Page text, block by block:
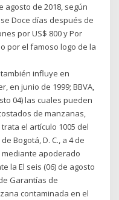
agosto de 2018, según
Doce días después de
por US$ 800 y Por
por el famoso logo de la
también influye en
en junio de 1999; BBVA,
04) las cuales pueden
de manzanas,
el artículo 1005 del
Bogotá, D. C., a 4 de
mediante apoderado
la El seis (06) de agosto
Garantías de
contaminada en el